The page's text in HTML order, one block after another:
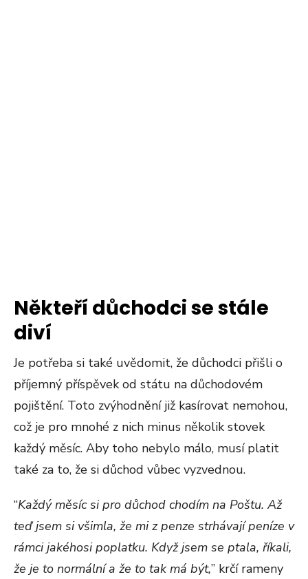
Někteří důchodci se stále
diví
Je potřeba si také uvědomit, že důchodci přišli o
příjemný příspěvek od státu na důchodovém
pojištění. Toto zvýhodnění již kasírovat nemohou,
což je pro mnohé z nich minus několik stovek
každý měsíc. Aby toho nebylo málo, musí platit
také za to, že si důchod vůbec vyzvednou.
“Každý měsíc si pro důchod chodím na Poštu. Až
teď jsem si všimla, že mi z penze strhávají peníze v
rámci jakéhosi poplatku. Když jsem se ptala, říkali,
že je to normální a že to tak má být,” krčí rameny